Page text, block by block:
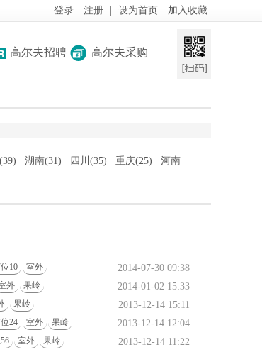
登录 注册 设为首页 加入收藏
高尔夫招聘 高尔夫采购
湖南(31) 四川(35) 重庆(25)
河南
2014-07-30 09:38
10 室外
2014-01-02 15:33
外 果岭
2013-12-14 15:11
果岭
2013-12-14 12:04
24 室外 果岭
2013-12-14 11:22
室外 果岭